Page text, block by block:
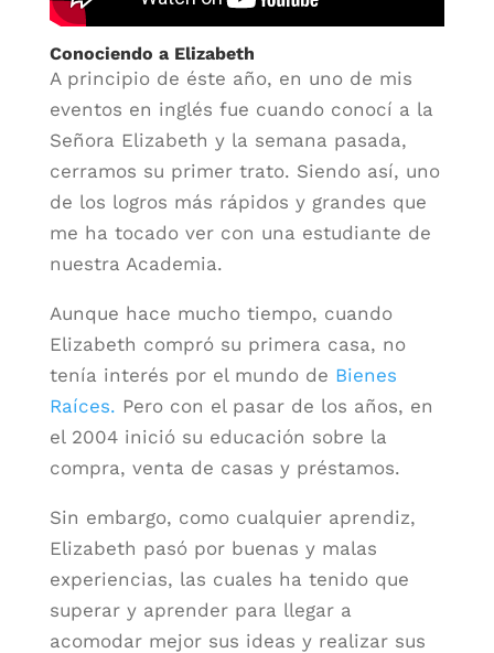
Conociendo a Elizabeth
A principio de éste año, en uno de mis
eventos en inglés fue cuando conocí a la
Señora Elizabeth y la semana pasada,
cerramos su primer trato. Siendo así, uno
de los logros más rápidos y grandes que
me ha tocado ver con una estudiante de
nuestra Academia.
Aunque hace mucho tiempo, cuando
Elizabeth compró su primera casa, no
tenía interés por el mundo de Bienes
Raíces. Pero con el pasar de los años, en
el 2004 inició su educación sobre la
compra, venta de casas y préstamos.
Sin embargo, como cualquier aprendiz,
Elizabeth pasó por buenas y malas
experiencias, las cuales ha tenido que
superar y aprender para llegar a
acomodar mejor sus ideas y realizar sus